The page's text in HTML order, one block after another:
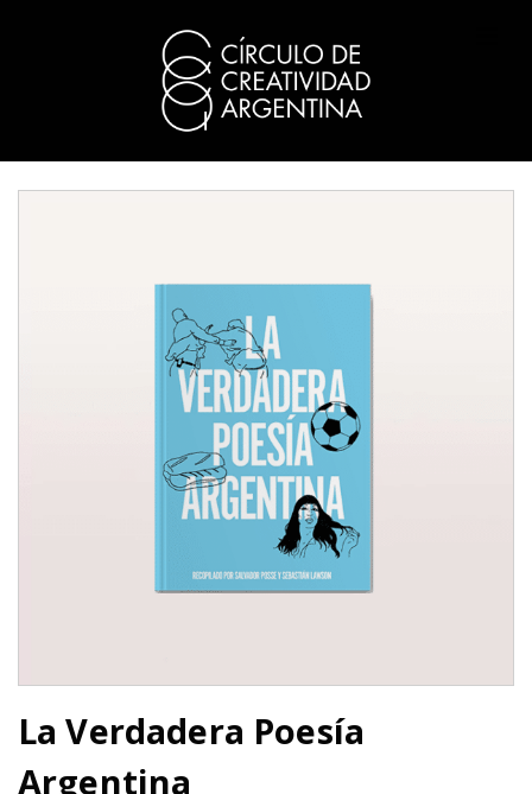
La Verdadera Poesía
Argentina